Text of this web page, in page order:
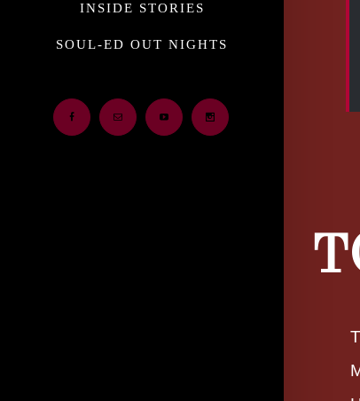
INSIDE STORIES
SOUL-ED OUT NIGHTS
Facebook Email Youtube Instagram